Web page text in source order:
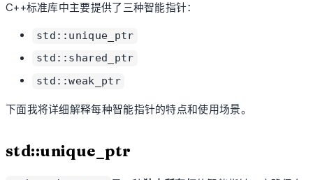
C++标准库中主要提供了三种智能指针：
std::unique_ptr
std::shared_ptr
std::weak_ptr
下面我将详细解释每种智能指针的特点和使用场景。
std::unique_ptr